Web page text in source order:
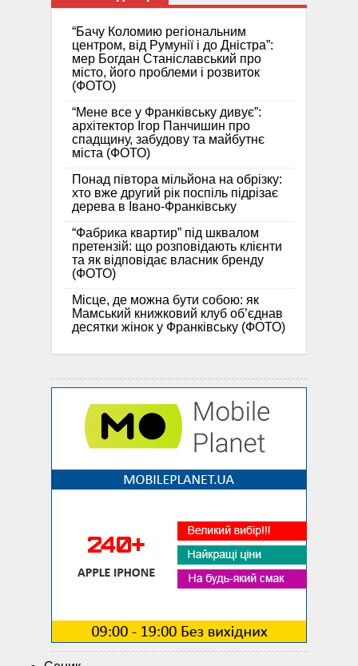
“Бачу Коломию регіональним
центром, від Румунії і до Дністра”:
мер Богдан Станіславський про
місто, його проблеми і розвиток
(ФОТО)
“Мене все у Франківську дивує”:
архітектор Ігор Панчишин про
спадщину, забудову та майбутнє
міста (ФОТО)
Понад півтора мільйона на обрізку:
хто вже другий рік поспіль підрізає
дерева в Івано-Франківську
“Фабрика квартир” під шквалом
претензій: що розповідають клієнти
та як відповідає власник бренду
(ФОТО)
Місце, де можна бути собою: як
Мамський книжковий клуб об’єднав
десятки жінок у Франківську (ФОТО)